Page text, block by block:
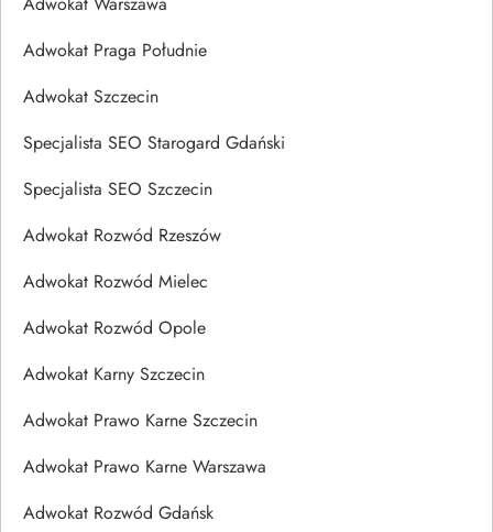
Adwokat Praga Południe
Adwokat Szczecin
Specjalista SEO Starogard Gdański
Specjalista SEO Szczecin
Adwokat Rozwód Rzeszów
Adwokat Rozwód Mielec
Adwokat Rozwód Opole
Adwokat Karny Szczecin
Adwokat Prawo Karne Szczecin
Adwokat Prawo Karne Warszawa
Adwokat Rozwód Gdańsk